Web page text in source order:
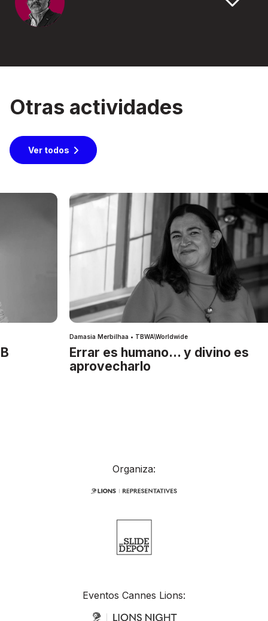
Otras actividades
Ver todos
Damasia Merbilhaa • TBWA\Worldwide
Errar es humano… y divino es
aprovecharlo
Organiza:
Eventos Cannes Lions: